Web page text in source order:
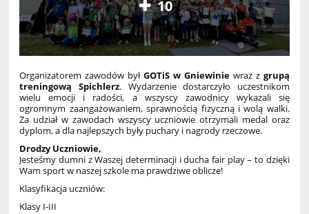
10
Organizatorem zawodów byłGOTiS w Gniewiniewraz z grupą
treningową Spichlerz. Wydarzenie dostarczyło uczestnikom
wielu emocji i radości, a wszyscy zawodnicy wykazali się
ogromnym zaangażowaniem, sprawnością fizyczną i wolą walki.
Za udział w zawodach wszyscy uczniowie otrzymali medal oraz
dyplom, a dla najlepszych były puchary i nagrody rzeczowe.
Drodzy Uczniowie,
Jesteśmy dumni z Waszej determinacji i ducha fair play – to dzięki
Wam sport w naszej szkole ma prawdziwe oblicze!
Klasyfikacja uczniów:
Klasy I-III